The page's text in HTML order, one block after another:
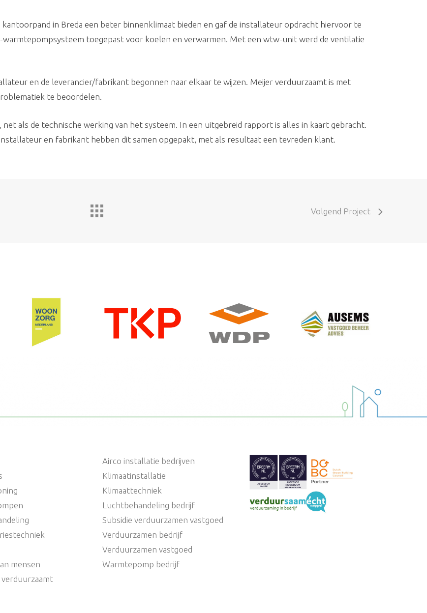
in Breda een beter binnenklimaat bieden en gaf de installateur opdracht hiervoor te
toegepast voor koelen en verwarmen. Met een wtw-unit werd de ventilatie
en de leverancier/fabrikant begonnen naar elkaar te wijzen. Meijer verduurzaamt is met
te beoordelen.
als de technische werking van het systeem. In een uitgebreid rapport is alles in kaart gebracht.
en fabrikant hebben dit samen opgepakt, met als resultaat een tevreden klant.
Volgend Project
mensen
Airco installatie bedrijven
Klimaatinstallatie
Klimaattechniek
Luchtbehandeling bedrijf
Subsidie verduurzamen vastgoed
Verduurzamen bedrijf
Verduurzamen vastgoed
Warmtepomp bedrijf